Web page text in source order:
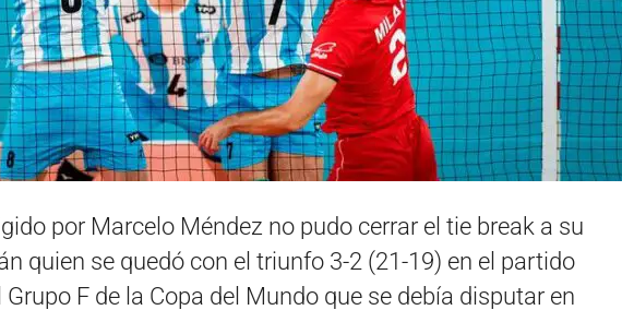
por Marcelo Méndez no pudo cerrar el tie break a su
quien se quedó con el triunfo 3-2 (21-19) en el partido
F de la Copa del Mundo que se debía disputar en